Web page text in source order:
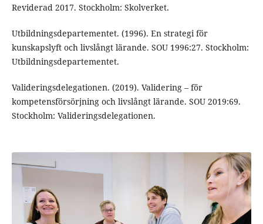
Reviderad 2017. Stockholm: Skolverket.
Utbildningsdepartementet. (1996). En strategi för
kunskapslyft och livslångt lärande. SOU 1996:27. Stockholm:
Utbildningsdepartementet.
Valideringsdelegationen. (2019). Validering – för
kompetensförsörjning och livslångt lärande. SOU 2019:69.
Stockholm: Valideringsdelegationen.